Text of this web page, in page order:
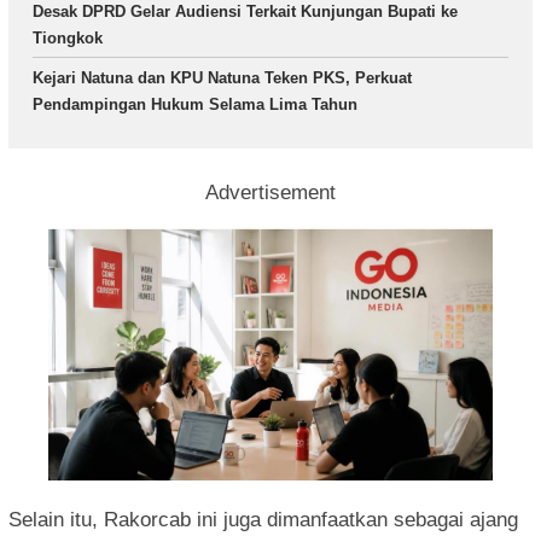
Desak DPRD Gelar Audiensi Terkait Kunjungan Bupati ke
Tiongkok
Kejari Natuna dan KPU Natuna Teken PKS, Perkuat
Pendampingan Hukum Selama Lima Tahun
Advertisement
Selain itu, Rakorcab ini juga dimanfaatkan sebagai ajang